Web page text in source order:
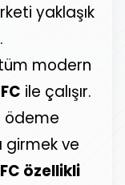
yaklaşık
modern
ile çalışır.
ödeme
girmek ve
özellikli